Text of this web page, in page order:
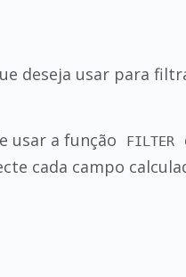
deseja usar para
usar a função
FILTER
cada campo